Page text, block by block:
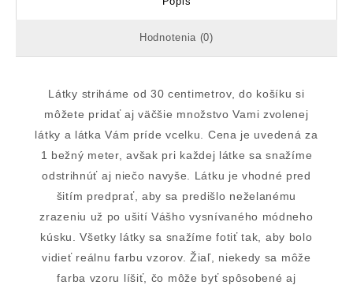
Hodnotenia (0)
Látky striháme od 30 centimetrov, do košíku si
môžete pridať aj väčšie množstvo Vami zvolenej
látky a látka Vám príde vcelku. Cena je uvedená za
1 bežný meter, avšak pri každej látke sa snažíme
odstrihnúť aj niečo navyše. Látku je vhodné pred
šitím predprať, aby sa predišlo neželanému
zrazeniu už po ušití Vášho vysnívaného módneho
kúsku. Všetky látky sa snažíme fotiť tak, aby bolo
vidieť reálnu farbu vzorov. Žiaľ, niekedy sa môže
farba vzoru líšiť, čo môže byť spôsobené aj